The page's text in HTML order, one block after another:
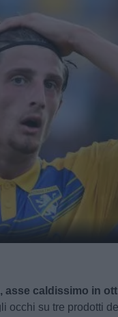
asse caldissimo in
occhi su tre prodotti